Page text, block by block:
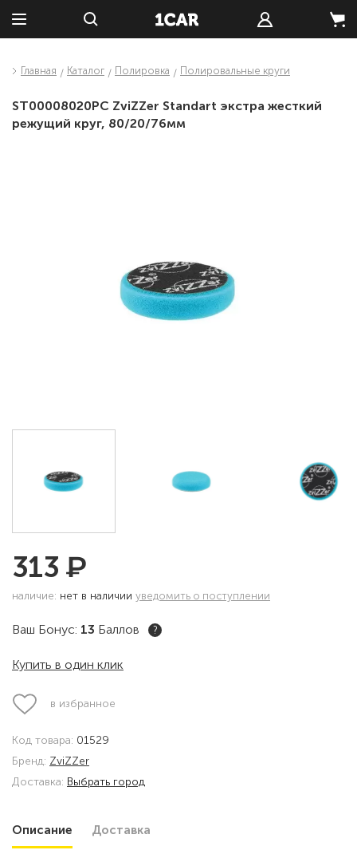
Главная Каталог Полировка Полировальные круги
ST00008020PC ZviZZer Standart экстра жесткий
режущий круг, 80/20/76мм
313 ₽
наличие: нет в наличии уведомить о поступлении
Ваш Бонус: 13 Баллов ?
Купить в один клик
в избранное
Код товара: 01529
Бренд: ZviZZer
Доставка: Выбрать город
Описание Доставка